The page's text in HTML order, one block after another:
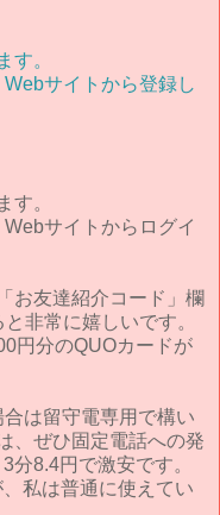
す。
サイトから登録し
す。
サイトからログイ
お友達紹介コード」欄
非常に嬉しいです。
円分のQUOカードが
は留守電専用で構い
、ぜひ固定電話への発
分8.4円で激安です。
私は普通に使えてい